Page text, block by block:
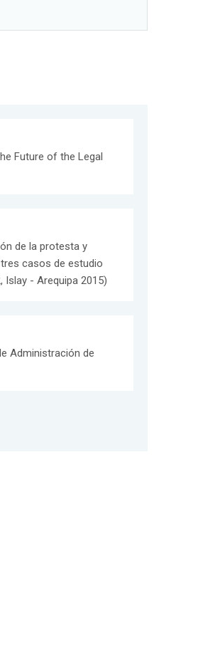
Future of the Legal
de la protesta y
casos de estudio
Islay - Arequipa 2015)
Administración de